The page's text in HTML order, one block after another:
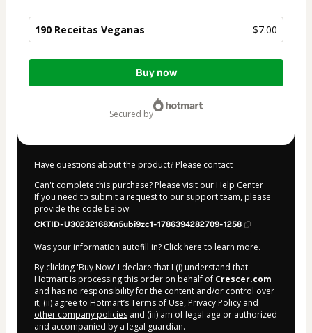
190 Receitas Veganas $7.00
Total
Buy now
secured by
Have questions about the product? Please contact
Can't complete this purchase? Please visit our Help Center
If you need to submit a request to our support team, please
provide the code below:
CKTID-U30232168Xn5ubi9zc1-1786394282709-1258
Was your information autofill in? Click here to learn more.
By clicking 'Buy Now' I declare that I (i) understand that
Hotmart is processing this order on behalf of Crescer.com
and has no responsibility for the content and/or control over
it; (ii) agree to Hotmart’sTerms of Use, Privacy Policy and
other company policies and (iii) am of legal age or authorized
and accompanied by a legal guardian.